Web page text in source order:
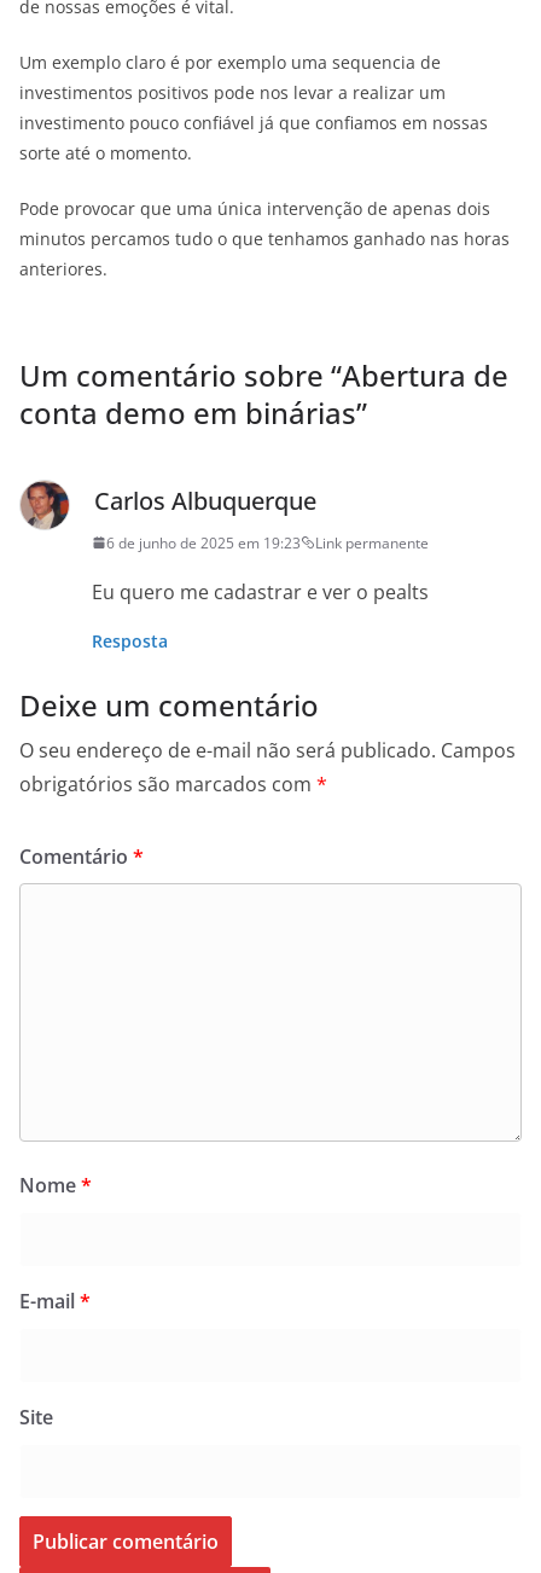
de nossas emoções é vital.
Um exemplo claro é por exemplo uma sequencia de
investimentos positivos pode nos levar a realizar um
investimento pouco confiável já que confiamos em nossas
sorte até o momento.
Pode provocar que uma única intervenção de apenas dois
minutos percamos tudo o que tenhamos ganhado nas horas
anteriores.
Um comentário sobre “Abertura de
conta demo em binárias”
Carlos Albuquerque
6 de junho de 2025 em 19:23 Link permanente
Eu quero me cadastrar e ver o pealts
Resposta
Deixe um comentário
O seu endereço de e-mail não será publicado. Campos
obrigatórios são marcados com *
Comentário *
Nome*
E-mail*
Site